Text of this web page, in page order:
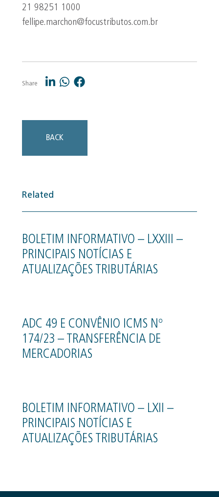
BACK
21 98251 1000
fellipe.marchon@focustributos.com.br
Share
Related
BOLETIM INFORMATIVO – LXXIII –
PRINCIPAIS NOTÍCIAS E
ATUALIZAÇÕES TRIBUTÁRIAS
ADC 49 E CONVÊNIO ICMS Nº
174/23 – TRANSFERÊNCIA DE
MERCADORIAS
BOLETIM INFORMATIVO – LXII –
PRINCIPAIS NOTÍCIAS E
ATUALIZAÇÕES TRIBUTÁRIAS